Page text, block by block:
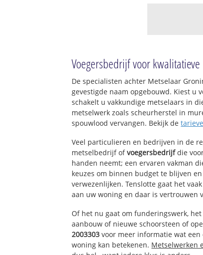
Voegersbedrijf voor
De specialisten achter Metselaar
gevestigde naam opgebouwd. Kiest u
schakelt u vakkundige metselaars in
metselwerk zoals scheurherstel in
spouwlood vervangen. Bekijk de
Veel particulieren en bedrijven in de
metselbedrijf ofvoegersbedrijfdie
handen neemt; een ervaren vakman
keuzes om binnen budget te blijven
verwezenlijken. Tenslotte gaat het
aan uw woning en daar is vertrouwen
Of het nu gaat om funderingswerk,
aanbouw of nieuwe schoorsteen of
2003303 voor meer informatie wat
woning kan betekenen. Metselwerken